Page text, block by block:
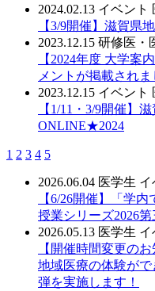
2024.02.13 イベント
【3/9開催】滋賀県
2023.12.15 研修医・
【2024年度 大学案
メントが掲載されま
2023.12.15 イベント
【1/11・3/9開催】
ONLINE★2024
1 2 3 4 5
2026.06.04 医学生 イ
【6/26開催】「学
授業シリーズ2026
2026.05.13 医学生 イ
【開催時間変更の
地域医療の体験がで
弾を実施します！